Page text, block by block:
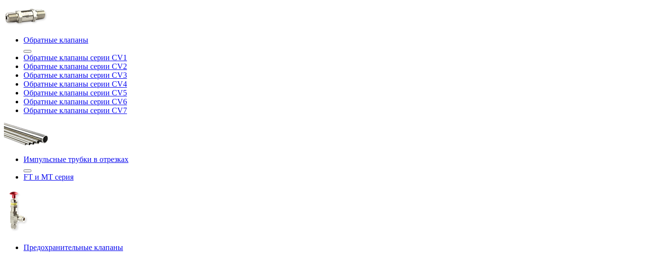
Обратные клапаны
Обратные клапаны серии CV1
Обратные клапаны серии CV2
Обратные клапаны серии CV3
Обратные клапаны серии CV4
Обратные клапаны серии CV5
Обратные клапаны серии CV6
Обратные клапаны серии CV7
Импульсные трубки в отрезках
FT и MT серия
Предохранительные клапаны